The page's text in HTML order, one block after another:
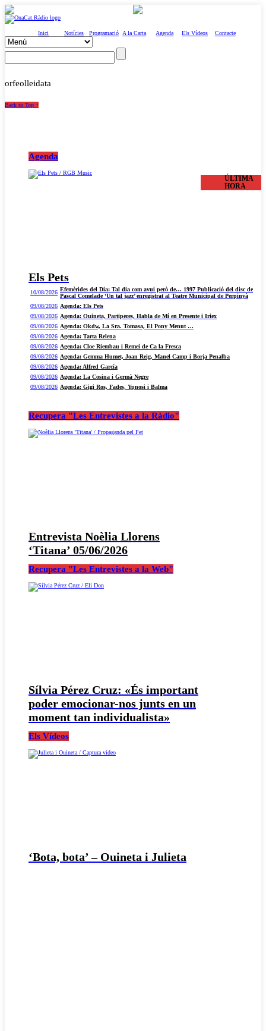
Inici Notícies Programació A la Carta Agenda Els Vídeos Contacte
orfeolleidata
Back to Top ↑
Agenda
Els Pets
ÚLTIMA
HORA
10/08/2026 Efemèrides del Dia: Tal dia com avui però de… 1997 Publicació del disc de
Pascal Comelade ‘Un tal jazz’ enregistrat al Teatre Municipal de Perpinyà
09/08/2026 Agenda: Els Pets
09/08/2026 Agenda: Ouineta, Partiperes, Habla de Mí en Presente i Iriex
09/08/2026 Agenda: Okdw, La Sra. Tomasa, El Pony Menut …
09/08/2026 Agenda: Tarta Relena
09/08/2026 Agenda: Cloe Riembau i Remei de Ca la Fresca
09/08/2026 Agenda: Gemma Humet, Joan Reig, Manel Camp i Borja Penalba
09/08/2026 Agenda: Alfred García
09/08/2026 Agenda: La Cosina i Germà Negre
09/08/2026 Agenda: Gigi Ros, Fades, Ypnosi i Balma
Recupera "Les Entrevistes a la Ràdio"
Entrevista Noèlia Llorens
‘Titana’ 05/06/2026
Recupera "Les Entrevistes a la Web"
Sílvia Pérez Cruz: «És important
poder emocionar-nos junts en un
moment tan individualista»
Els Vídeos
‘Bota, bota’ – Ouineta i Julieta